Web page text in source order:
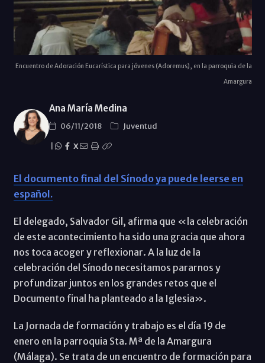
Encuentro de Adoración Eucarística para jóvenes (Adoremus), en la parroquia de la
Amargura
Ana María Medina
06/11/2018
Juventud
X
El documento final del Sínodo ya puede leerse en
español.
El delegado, Salvador Gil, afirma que «la celebración
de este acontecimiento ha sido una gracia que ahora
nos toca acoger y reflexionar. A la luz de la
celebración del Sínodo necesitamos pararnos y
profundizar juntos en los grandes retos que el
Documento final ha planteado a la Iglesia».
La Jornada de formación y trabajo es el día 19 de
enero en la parroquia Sta. Mª de la Amargura
(Málaga). Se trata de un encuentro de formación para